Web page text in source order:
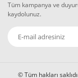
Tüm kampanya ve
kaydolunuz.
© Tüm hakları